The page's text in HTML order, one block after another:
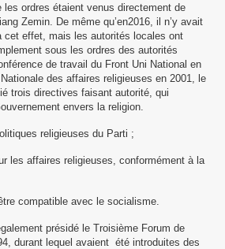
les ordres étaient venus directement de
Zemin. De même qu’en2016, il n’y avait
cet effet, mais les autorités locales ont
sous les ordres des autorités
de travail du Front Uni National en
des affaires religieuses en 2001, le
trois directives faisant autorité, qui
envers la religion.
religieuses du Parti ;
les affaires religieuses, conformément à la
compatible avec le socialisme.
présidé le Troisième Forum de
durant lequel avaient été introduites des